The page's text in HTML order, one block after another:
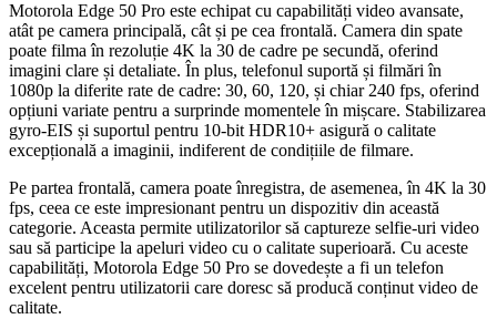
Motorola Edge 50 Pro este echipat cu capabilități video avansate,
atât pe camera principală, cât și pe cea frontală. Camera din spate
poate filma în rezoluție 4K la 30 de cadre pe secundă, oferind
imagini clare și detaliate. În plus, telefonul suportă și filmări în
1080p la diferite rate de cadre: 30, 60, 120, și chiar 240 fps, oferind
opțiuni variate pentru a surprinde momentele în mișcare. Stabilizarea
gyro-EIS și suportul pentru 10-bit HDR10+ asigură o calitate
excepțională a imaginii, indiferent de condițiile de filmare.
Pe partea frontală, camera poate înregistra, de asemenea, în 4K la 30
fps, ceea ce este impresionant pentru un dispozitiv din această
categorie. Aceasta permite utilizatorilor să captureze selfie-uri video
sau să participe la apeluri video cu o calitate superioară. Cu aceste
capabilități, Motorola Edge 50 Pro se dovedește a fi un telefon
excelent pentru utilizatorii care doresc să producă conținut video de
calitate.